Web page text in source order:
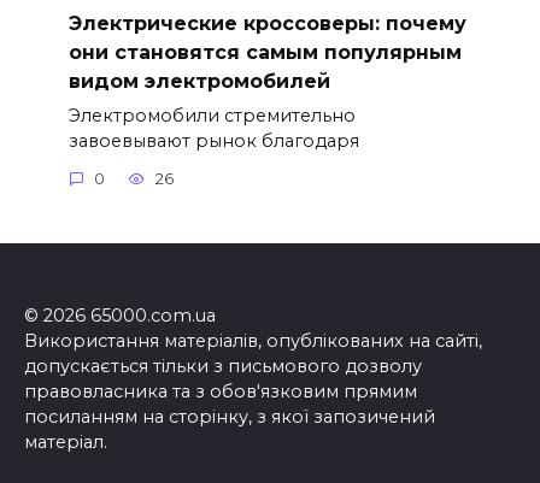
Электрические кроссоверы: почему
они становятся самым популярным
видом электромобилей
Электромобили стремительно
завоевывают рынок благодаря
0 26
© 2026 65000.com.ua
Використання матеріалів, опублікованих на сайті,
допускається тільки з письмового дозволу
правовласника та з обов'язковим прямим
посиланням на сторінку, з якої запозичений
матеріал.